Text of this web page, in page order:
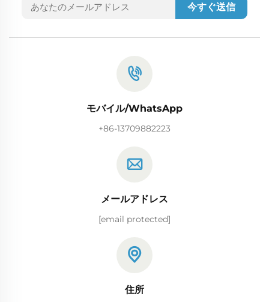
今すぐ送信
モバイル/WhatsApp
+86-13709882223
メールアドレス
[email protected]
住所